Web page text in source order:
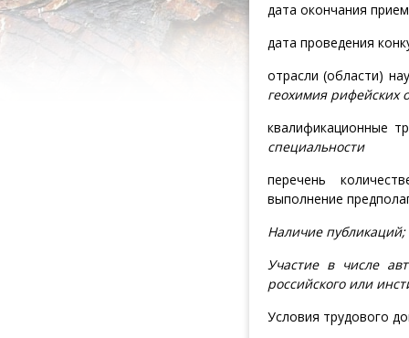
дата окончания
дата проведения
отрасли (области)
геохимия рифейских
квалификационные
специальности
перечень
выполнение
Наличие публикаций;
Участие в числе
российского или
Условия трудового